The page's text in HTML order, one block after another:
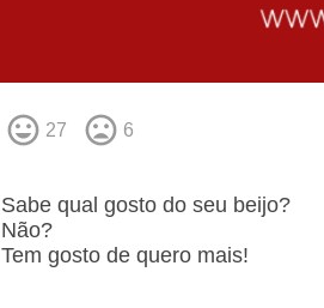
27 6
Sabe qual gosto do seu beijo?
Não?
Tem gosto de quero mais!